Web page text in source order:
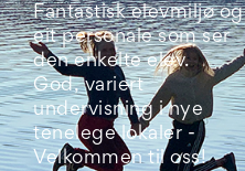
Fantastisk elevmiljø og
eit personale som ser
den enkelte elev.
God, variert
undervisning i nye
tenelege lokaler -
Velkommen til oss!